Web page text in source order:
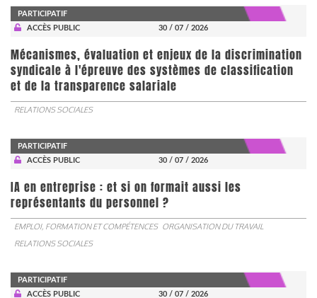
PARTICIPATIF
ACCÈS PUBLIC
30 / 07 / 2026
Mécanismes, évaluation et enjeux de la discrimination
syndicale à l'épreuve des systèmes de classification
et de la transparence salariale
RELATIONS SOCIALES
PARTICIPATIF
ACCÈS PUBLIC
30 / 07 / 2026
IA en entreprise : et si on formait aussi les
représentants du personnel ?
EMPLOI, FORMATION ET COMPÉTENCES ORGANISATION DU TRAVAIL
RELATIONS SOCIALES
PARTICIPATIF
ACCÈS PUBLIC
30 / 07 / 2026